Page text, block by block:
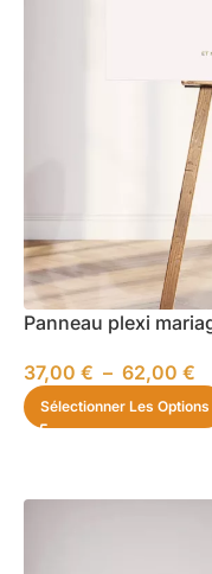
Panneau plexi
37,00 € – 62,00 €
Sélectionner Les Options